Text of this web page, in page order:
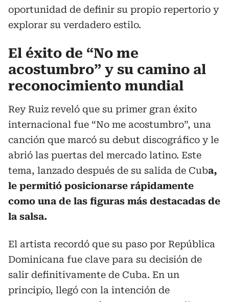
oportunidad de definir su propio repertorio y
explorar su verdadero estilo.
El éxito de “No me
acostumbro” y su camino al
reconocimiento mundial
Rey Ruiz reveló que su primer gran éxito
internacional fue “No me acostumbro”, una
canción que marcó su debut discográfico y le
abrió las puertas del mercado latino. Este
tema, lanzado después de su salida de Cuba,
le permitió posicionarse rápidamente
como una de las figuras más destacadas de
la salsa.
El artista recordó que su paso por República
Dominicana fue clave para su decisión de
salir definitivamente de Cuba. En un
principio, llegó con la intención de